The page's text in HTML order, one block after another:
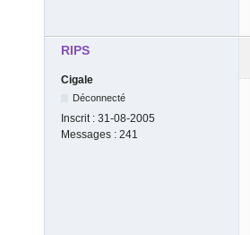
RIPS
Cigale
Déconnecté
Inscrit : 31-08-2005
Messages : 241